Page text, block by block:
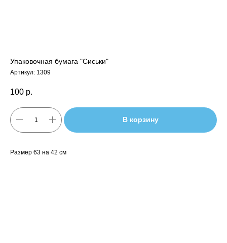
Упаковочная бумага "Сиськи"
Артикул: 1309
100 р.
В корзину
Размер 63 на 42 см